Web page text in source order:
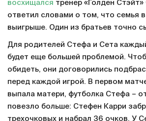
восхищался тренер «Голден
ответил словами о том, что семья
выигрыше. Один из братьев точно
Для родителей Стефа и Сета
будет еще большей проблемой.
обидеть, они договорились
перед каждой игрой. В первом
выпала матери, футболка Стефа –
повезло больше: Стефен Карри
трехочковых и набрал 36 очков. У